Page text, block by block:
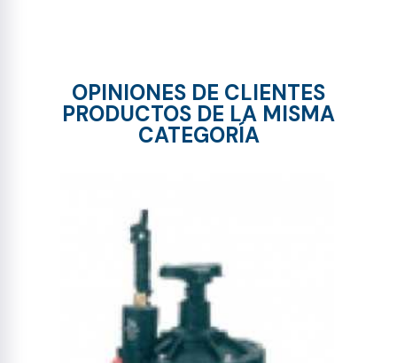
OPINIONES DE CLIENTES
PRODUCTOS DE LA MISMA
CATEGORÍA